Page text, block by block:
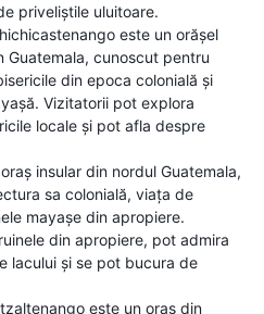
priveliștile uluitoare.
este un orășel
Guatemala, cunoscut pentru
din epoca colonială și
Vizitatorii pot explora
locale și pot afla despre
insular din nordul Guatemala,
sa colonială, viața de
mayașe din apropiere.
din apropiere, pot admira
lacului și se pot bucura de
este un oraș din